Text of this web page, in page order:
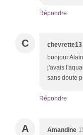
Répondre
C chevrette13
bonjour
j'avais
sans doute
Répondre
A Amandine